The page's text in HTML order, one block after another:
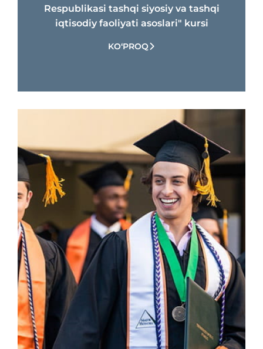
Respublikasi tashqi siyosiy va tashqi
iqtisodiy faoliyati asoslari" kursi
KO‘PROQ